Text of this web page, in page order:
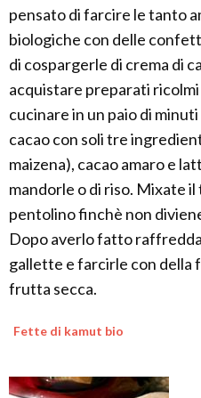
pensato di farcire le tanto
biologiche con delle
di cospargerle di crema di
acquistare preparati
cucinare in un paio di
cacao con soli tre
maizena), cacao amaro e
mandorle o di riso. Mixate
pentolino finchè non
Dopo averlo fatto
gallette e farcirle con della
frutta secca.
Fette di kamut bio